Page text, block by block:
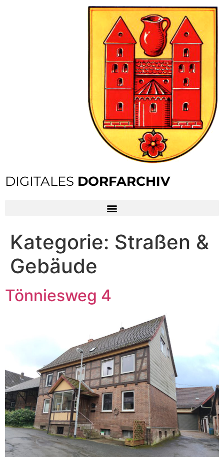
DIGITALES DORFARCHIV
Kategorie: Straßen &
Gebäude
Tönniesweg 4